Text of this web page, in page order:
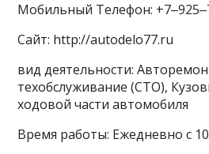
Мобильный Телефон:
Сайт: http://autodelo77.ru
вид деятельности:
техобслуживание (СТО),
ходовой части автомобиля
Время работы: Ежедневно с